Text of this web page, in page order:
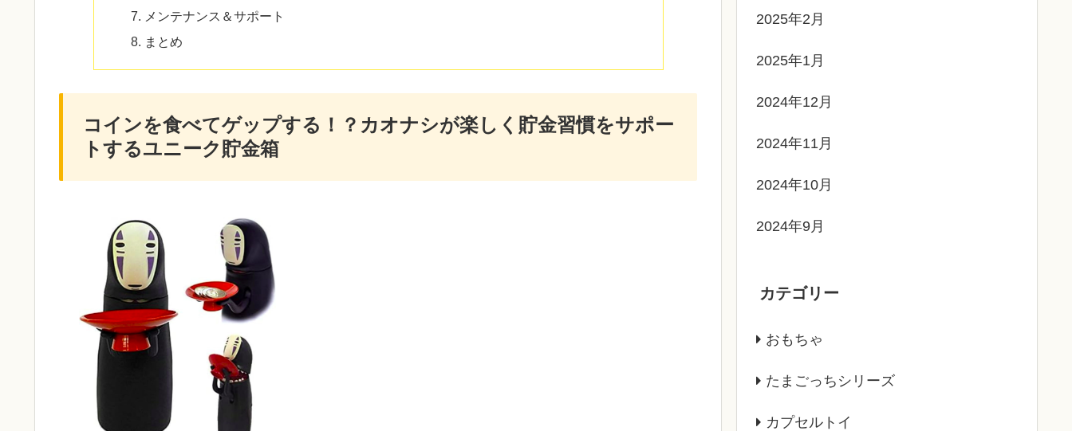
メンテナンス＆サポート
まとめ
コインを食べてゲップする！？カオナシが楽しく貯金習慣をサポー
トするユニーク貯金箱
2025年2月
2025年1月
2024年12月
2024年11月
2024年10月
2024年9月
カテゴリー
おもちゃ
たまごっちシリーズ
カプセルトイ